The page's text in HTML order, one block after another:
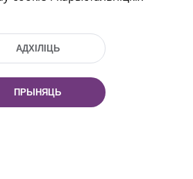
116
Беларусь, 220114
37 37, Факс: (+375 17)
АДХІЛІЦЬ
ПРЫНЯЦЬ